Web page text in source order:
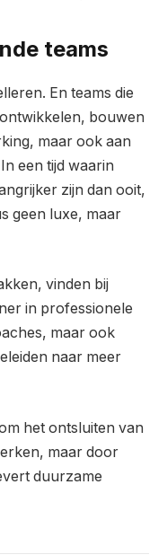
teams
En teams die
bouwen
maar ook aan
een tijd waarin
zijn dan ooit,
geen luxe, maar
vinden bij
in professionele
maar ook
naar meer
het ontsluiten van
maar door
duurzame